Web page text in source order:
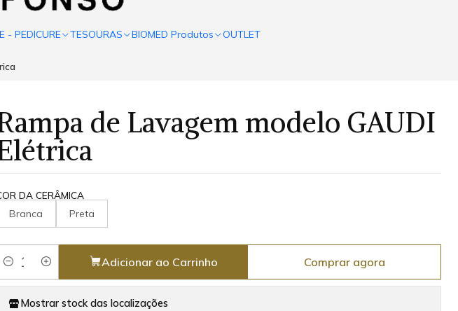
- PEDICURE TESOURAS BIOMED Produtos OUTLET
de Lavagem modelo GAUDI
DA CERÂMICA
Branca Preta
Quantidade
Adicionar ao Carrinho Comprar agora
Mostrar stock das localizações